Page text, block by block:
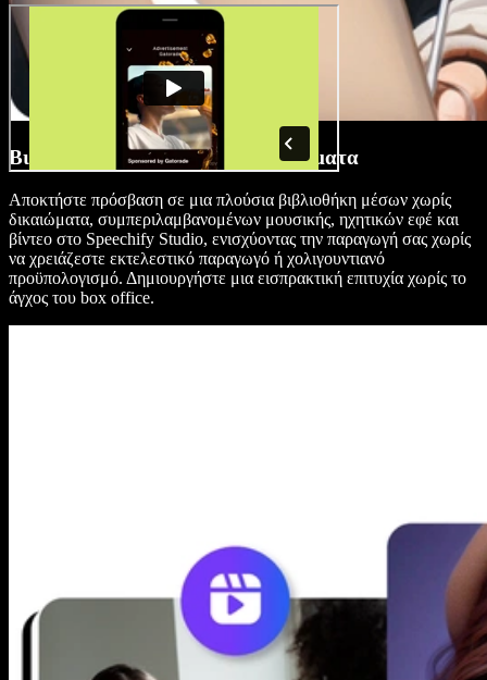
Βιβλιοθήκη Μέσων Χωρίς Δικαιώματα
Αποκτήστε πρόσβαση σε μια πλούσια βιβλιοθήκη μέσων χωρίς
δικαιώματα, συμπεριλαμβανομένων μουσικής, ηχητικών εφέ και
βίντεο στο Speechify Studio, ενισχύοντας την παραγωγή σας χωρίς
να χρειάζεστε εκτελεστικό παραγωγό ή χολιγουντιανό
προϋπολογισμό. Δημιουργήστε μια εισπρακτική επιτυχία χωρίς το
άγχος του box office.